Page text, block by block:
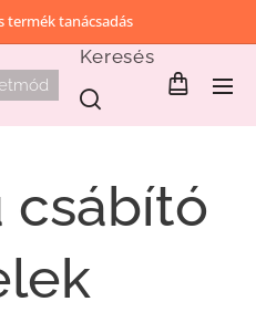
termék tanácsadás
Keresés
csábító